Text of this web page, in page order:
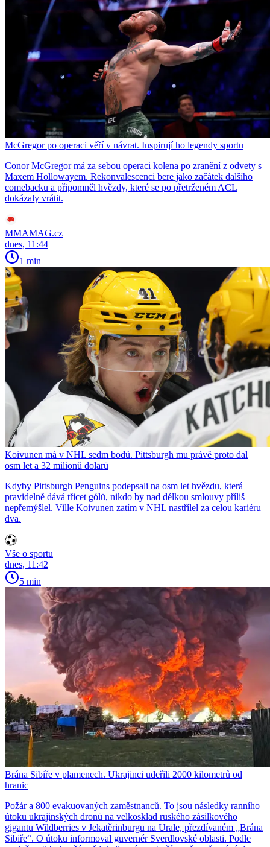
McGregor po operaci věří v návrat. Inspirují ho legendy sportu
Conor McGregor má za sebou operaci kolena po zranění z odvety s
Maxem Hollowayem. Rekonvalescenci bere jako začátek dalšího
comebacku a připomněl hvězdy, které se po přetrženém ACL
dokázaly vrátit.
MMAMAG.cz
dnes, 11:44
1 min
Koivunen má v NHL sedm bodů. Pittsburgh mu právě proto dal
osm let a 32 milionů dolarů
Kdyby Pittsburgh Penguins podepsali na osm let hvězdu, která
pravidelně dává třicet gólů, nikdo by nad délkou smlouvy příliš
nepřemýšlel. Ville Koivunen zatím v NHL nastřílel za celou kariéru
dva.
Vše o sportu
dnes, 11:42
5 min
Brána Sibiře v plamenech. Ukrajinci udeřili 2000 kilometrů od
hranic
Požár a 800 evakuovaných zaměstnanců. To jsou následky ranního
útoku ukrajinských dronů na velkosklad ruského zásilkového
gigantu Wildberries v Jekatěrinburgu na Urale, přezdívaném „Brána
Sibiře“. O útoku informoval guvernér Sverdlovské oblasti. Podle